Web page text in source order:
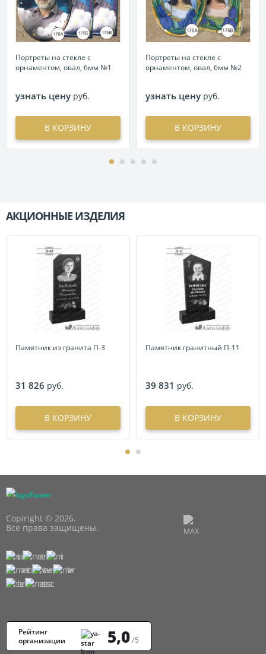
Портреты на стекле с
орнаментом, овал, 6мм №1
узнать цену руб.
В КОРЗИНУ
Портреты на стекле с
орнаментом, овал, 6мм №2
узнать цену руб.
В КОРЗИНУ
АКЦИОННЫЕ ИЗДЕЛИЯ
Памятник из гранита П-3
31 826 руб.
В КОРЗИНУ
Памятник гранитный П-11
39 831 руб.
В КОРЗИНУ
Copiright © 2026.
Все права защищены.
Рейтинг
организации
5,0/5